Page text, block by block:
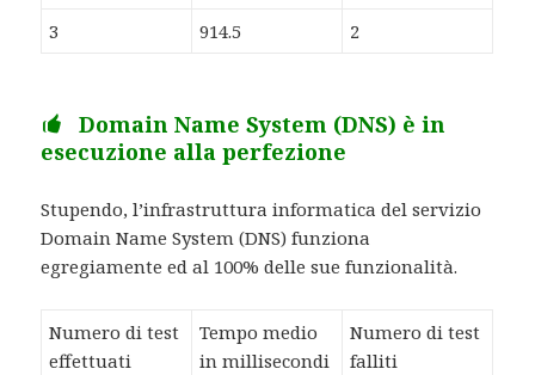
3 914.5 2
Domain Name System (DNS) è in
esecuzione alla perfezione
Stupendo, l’infrastruttura informatica del servizio
Domain Name System (DNS) funziona
egregiamente ed al 100% delle sue funzionalità.
Numero di test
effettuati
Tempo medio
in millisecondi
Numero di test
falliti